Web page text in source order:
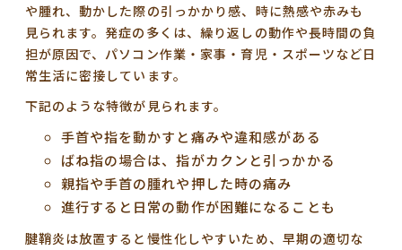
や腫れ、動かした際の引っかかり感、時に熱感や赤みも
見られます。発症の多くは、繰り返しの動作や長時間の負
担が原因で、パソコン作業・家事・育児・スポーツなど日
常生活に密接しています。
下記のような特徴が見られます。
手首や指を動かすと痛みや違和感がある
ばね指の場合は、指がカクンと引っかかる
親指や手首の腫れや押した時の痛み
進行すると日常の動作が困難になることも
腱鞘炎は放置すると慢性化しやすいため、早期の適切な